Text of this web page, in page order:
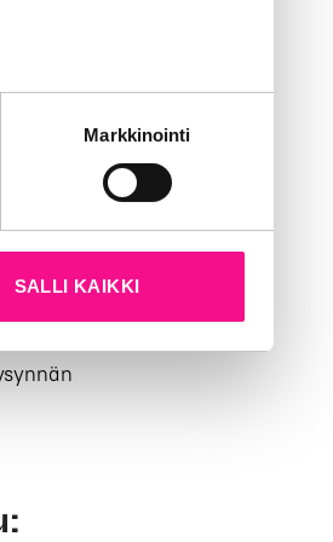
sivustoamme.
Markkinointi
SALLI KAIKKI
voidaan